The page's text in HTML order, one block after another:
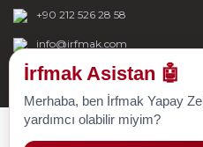
+90 212 526 28 58
info@irfmak.com
İrfmak Asistan 🤖
Merhaba, ben İrfmak Yapay
yardımcı olabilir miyim?